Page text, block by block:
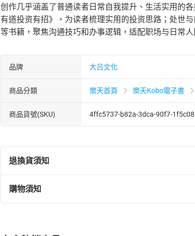
创作几乎涵盖了普通读者日常自我提升、生活实用的
有道投资有招》，为读者梳理实用的投资思路；处世
等书籍，聚焦沟通技巧和办事逻辑，适配职场与日常人
品牌 大吕文化
商品分類 樂天首頁 樂天Kobo電子書
商品貨號(SKU) 4ffc5737-b82a-3dca-90f7-
退換貨須知
退換貨規定：
(一)依消費者保護法第19條第1項後段暨通訊交
購物須知